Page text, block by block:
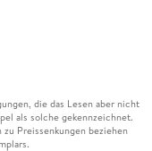
die das Lesen aber nicht
als solche gekennzeichnet.
Preissenkungen beziehen